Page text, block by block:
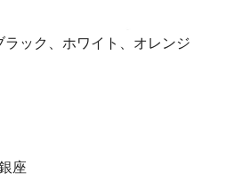
ラック、ホワイト、オレンジ
座